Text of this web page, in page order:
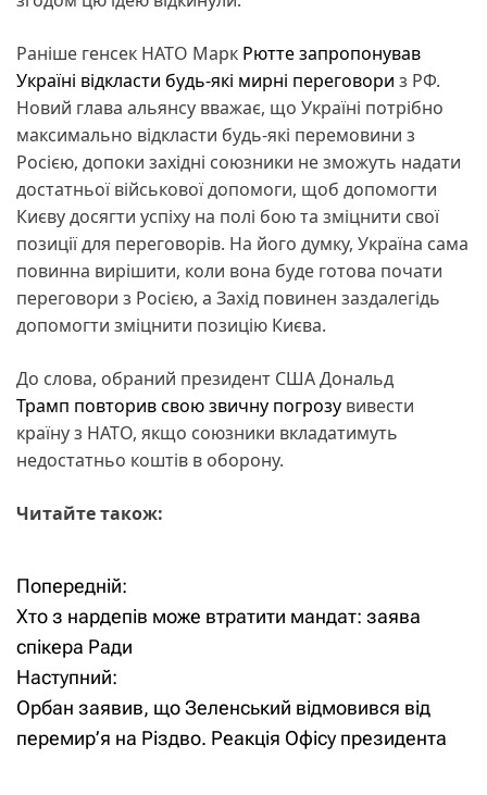
Раніше генсек НАТО Марк Рютте запропонував
Україні відкласти будь-які мирні переговори з РФ.
Новий глава альянсу вважає, що Україні потрібно
максимально відкласти будь-які перемовини з
Росією, допоки західні союзники не зможуть надати
достатньої військової допомоги, щоб допомогти
Києву досягти успіху на полі бою та зміцнити свої
позиції для переговорів. На його думку, Україна сама
повинна вирішити, коли вона буде готова почати
переговори з Росією, а Захід повинен заздалегідь
допомогти зміцнити позицію Києва.
До слова, обраний президент США Дональд
Трамп повторив свою звичну погрозу вивести
країну з НАТО, якщо союзники вкладатимуть
недостатньо коштів в оборону.
Читайте також:
Н
а
в
і
Попередній:
Хто з нардепів може втратити мандат: заява
спікера Ради
Наступний:
Орбан заявив, що Зеленський відмовився від
перемир’я на Різдво. Реакція Офісу президента